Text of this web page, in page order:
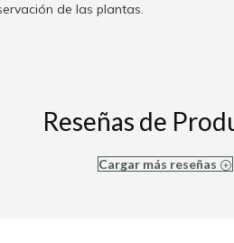
de las plantas.
Reseñas de
Cargar más reseñas